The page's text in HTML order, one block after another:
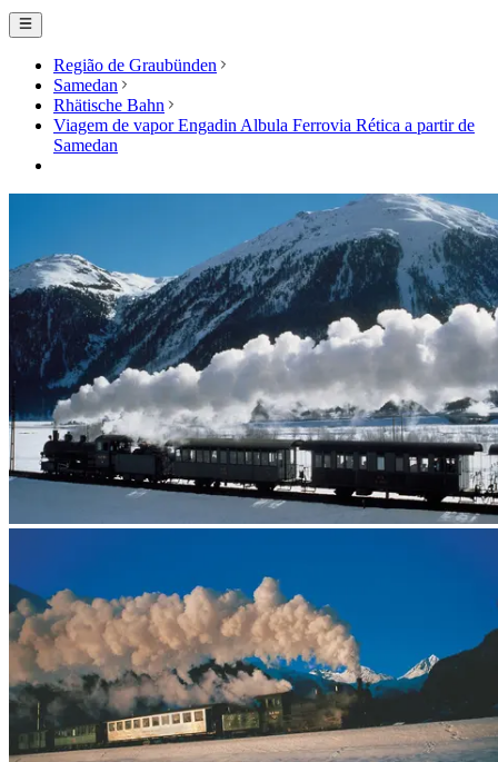
Região de Graubünden
Samedan
Rhätische Bahn
Viagem de vapor Engadin Albula Ferrovia Rética a partir de
Samedan